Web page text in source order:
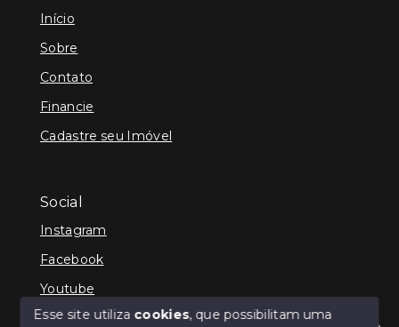
Início
Sobre
Contato
Financie
Cadastre seu Imóvel
Social
Instagram
Facebook
Youtube
Esse site utiliza cookies, que possibilitam uma